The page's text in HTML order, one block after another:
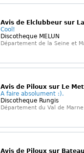
Avis de Elclubbeur sur
Cool!
Discotheque MELUN
Département de la Seine et
Avis de Piloux sur Le
A faire absolument :).
Discotheque Rungis
Département du Val de Marne
Avis de Piloux sur